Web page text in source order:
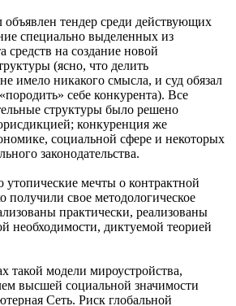
тендер среди действующих
специально выделенных из
средств на создание новой
(ясно, что делить
имело никакого смысла, и суд обязал
себе конкурента). Все
структуры было решено
конкуренция же
социальной сфере и некоторых
законодательства.
мечты о контрактной
получили свое методологическое
практически, реализованы
необходимости, диктуемой теорией
такой модели мироустройства,
высшей социальной значимости
Сеть. Риск глобальной